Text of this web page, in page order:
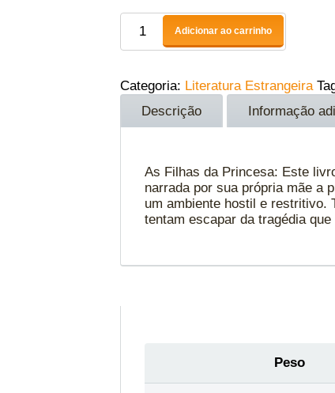
Adicionar ao carrinho
Categoria: Literatura Estrangeira
Descrição
Informação
As Filhas da Princesa: Este
narrada por sua própria mãe a
um ambiente hostil e restritivo.
tentam escapar da tragédia
Peso